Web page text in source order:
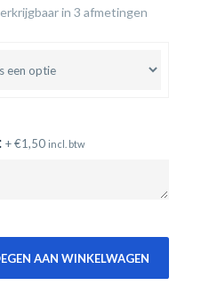
in 3 afmetingen
+ €1,50 incl. btw
AAN WINKELWAGEN